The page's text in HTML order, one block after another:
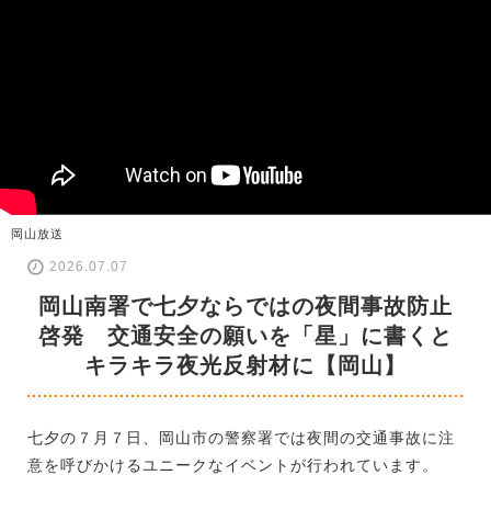
岡山放送
2026.07.07
岡山南署で七夕ならではの夜間事故防止
啓発 交通安全の願いを「星」に書くと
キラキラ夜光反射材に【岡山】
七夕の７月７日、岡山市の警察署では夜間の交通事故に注
意を呼びかけるユニークなイベントが行われています。